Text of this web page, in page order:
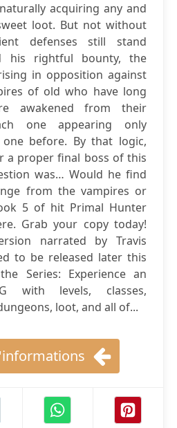
acquiring any and
loot. But not without
defenses still stand
his rightful bounty, the
in opposition against
of old who have long
awakened from their
one appearing only
before. By that logic,
a proper final boss of this
was… Would he find
from the vampires or
5 of hit Primal Hunter
Grab your copy today!
narrated by Travis
to be released later this
Series: Experience an
with levels, classes,
loot, and all of...